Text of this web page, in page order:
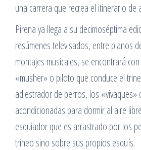
una carrera que recrea el itinerario de
Pirena ya llega a su decimoséptima
resúmenes televisados, entre planos
montajes musicales, se encontrará
«musher» o piloto que conduce el
adiestrador de perros, los «vivaques»
acondicionadas para dormir al aire
esquiador que es arrastrado por los
trineo sino sobre sus propios esquís.